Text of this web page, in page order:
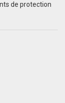
de protection